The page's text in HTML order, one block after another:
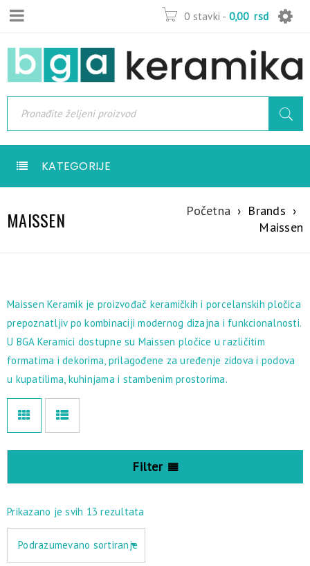
0 stavki - 0,00 rsd
KATEGORIJE
MAISSEN Početna › Brands ›
Maissen
Maissen Keramik je proizvođač keramičkih i porcelanskih pločica
prepoznatljiv po kombinaciji modernog dizajna i funkcionalnosti.
U BGA Keramici dostupne su Maissen pločice u različitim
formatima i dekorima, prilagođene za uređenje zidova i podova
u kupatilima, kuhinjama i stambenim prostorima.
Filter
Prikazano je svih 13 rezultata
Podrazumevano sortiranje